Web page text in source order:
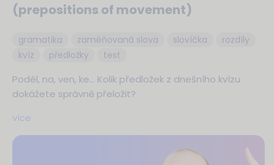
(prepositions of movement)
gramatika zaměňovaná slova slovíčka
rozdíly
kvíz
předložky test
Podél, na, ven, ke… Kolik předložek z dnešního kvízu
dokážete správně přeložit?
více